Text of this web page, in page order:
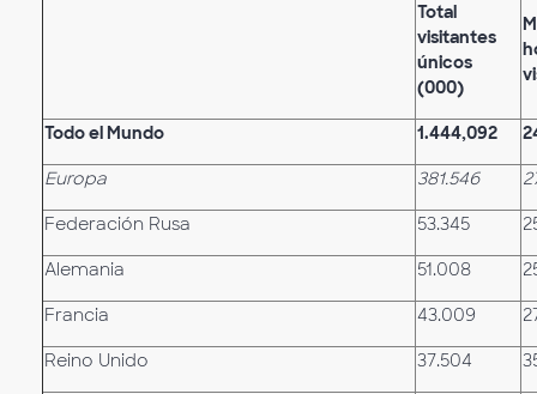
Total
visitantes
únicos
(000)
Todo el Mundo 1.444,092
Europa 381.546
Federación Rusa 53.345
Alemania 51.008
Francia 43.009
Reino Unido 37.504